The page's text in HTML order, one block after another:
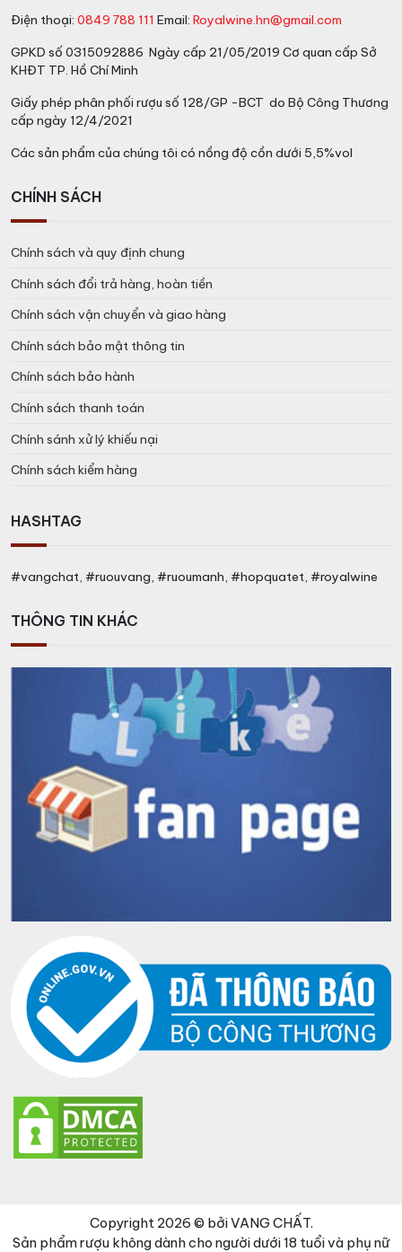
Điện thoại: 0849 788 111 Email: Royalwine.hn@gmail.com
GPKD số 0315092886 Ngày cấp 21/05/2019 Cơ quan cấp Sở
KHĐT TP. Hồ Chí Minh
Giấy phép phân phối rượu số 128/GP -BCT do Bộ Công Thương
cấp ngày 12/4/2021
Các sản phẩm của chúng tôi có nồng độ cồn dưới 5,5%vol
CHÍNH SÁCH
Chính sách và quy định chung
Chính sách đổi trả hàng, hoàn tiền
Chính sách vận chuyển và giao hàng
Chính sách bảo mật thông tin
Chính sách bảo hành
Chính sách thanh toán
Chính sánh xử lý khiếu nại
Chính sách kiểm hàng
HASHTAG
#vangchat, #ruouvang, #ruoumanh, #hopquatet, #royalwine
THÔNG TIN KHÁC
Copyright 2026 © bởi VANG CHẤT.
Sản phẩm rượu không dành cho người dưới 18 tuổi và phụ nữ